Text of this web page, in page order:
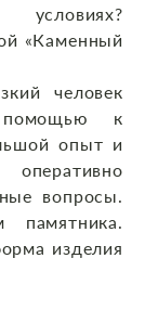
«Каменный
человек
помощью к
опыт и
вопросы.
памятника.
изделия